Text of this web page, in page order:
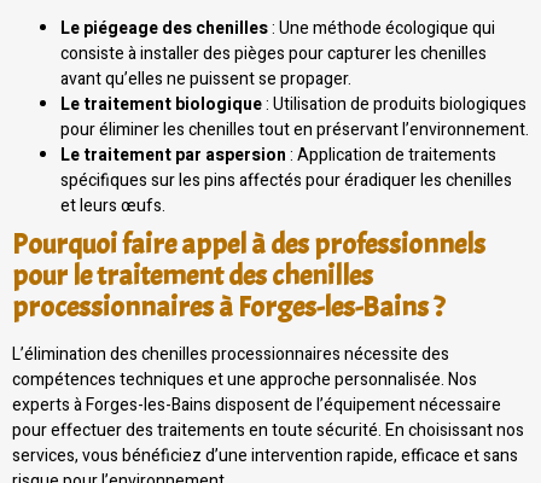
Le piégeage des chenilles: Une méthode écologique qui
consiste à installer des pièges pour capturer les chenilles
avant qu’elles ne puissent se propager.
Le traitement biologique: Utilisation de produits biologiques
pour éliminer les chenilles tout en préservant l’environnement.
Le traitement par aspersion: Application de traitements
spécifiques sur les pins affectés pour éradiquer les chenilles
et leurs œufs.
Pourquoi faire appel à des professionnels
pour le traitement des chenilles
processionnaires à Forges-les-Bains ?
L’élimination des chenilles processionnaires nécessite des
compétences techniques et une approche personnalisée. Nos
experts à Forges-les-Bains disposent de l’équipement nécessaire
pour effectuer des traitements en toute sécurité. En choisissant nos
services, vous bénéficiez d’une intervention rapide, efficace et sans